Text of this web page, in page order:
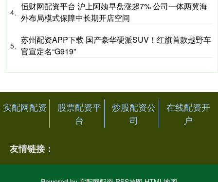
4、
恒财网配资平台 沪上阿姨早盘涨超7% 公司一体两翼海
外布局模式保障中长期开店空间
5、
苏州配资APP下载 国产豪华硬派SUV！红旗首款越野车
官宣定名“G919”
实配网配资
股票配资平
台
炒股配资公
司
在线配资开
户
友情链接：